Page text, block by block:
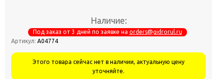
Наличие:
Под заказ от 3 дней по заявке на orders@gidrorul.ru
Артикул: А04774
Этого товара сейчас нет в наличии, актуальную цену
уточняйте.